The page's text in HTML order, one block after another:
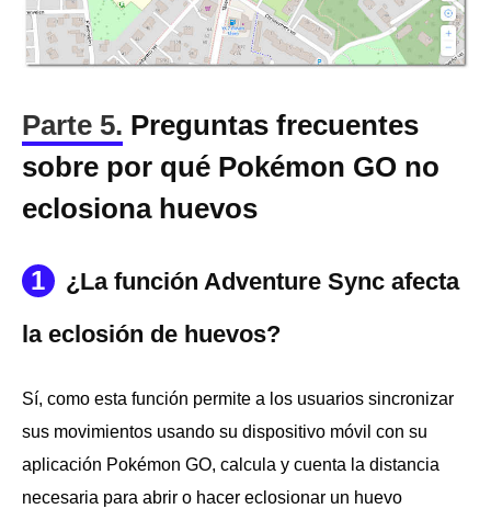
Parte 5. Preguntas frecuentes
sobre por qué Pokémon GO no
eclosiona huevos
1
¿La función Adventure Sync afecta
la eclosión de huevos?
Sí, como esta función permite a los usuarios sincronizar
sus movimientos usando su dispositivo móvil con su
aplicación Pokémon GO, calcula y cuenta la distancia
necesaria para abrir o hacer eclosionar un huevo